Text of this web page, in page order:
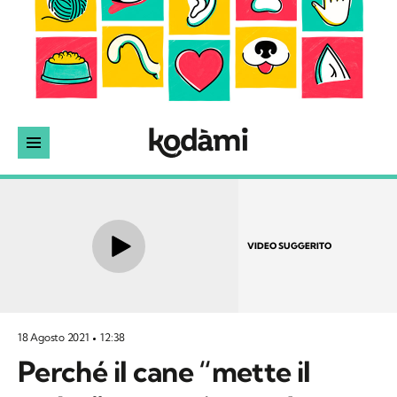
VIDEO SUGGERITO
18 Agosto 2021 12:38
Perché il cane “mette il